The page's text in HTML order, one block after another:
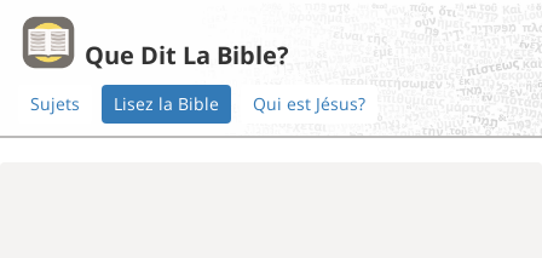
Que Dit La Bible?
Sujets Lisez la Bible Qui est Jésus?